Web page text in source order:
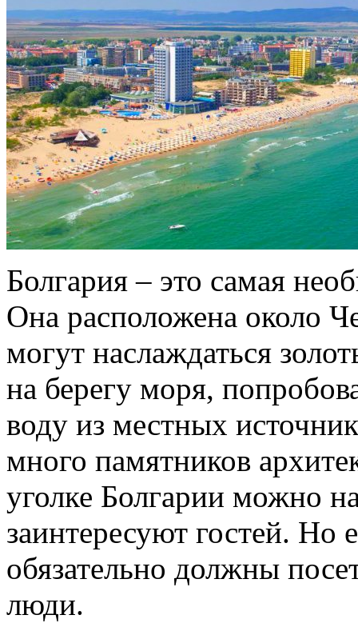
Болгария – это самая
Она расположена около
могут наслаждаться
на берегу моря,
воду из местных
много памятников
уголке Болгарии можно
заинтересуют гостей. Но
обязательно должны
люди.